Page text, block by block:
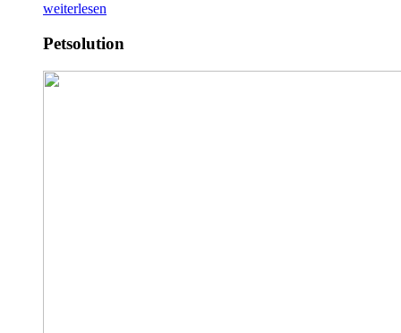
weiterlesen
Petsolution